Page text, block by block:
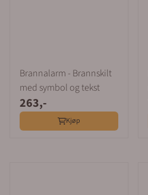
Brannalarm - Brannskilt
med symbol og tekst
263,-
Kjøp